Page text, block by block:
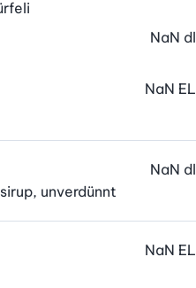
NaN dl
NaN EL
unverdünnt
NaN dl
NaN EL